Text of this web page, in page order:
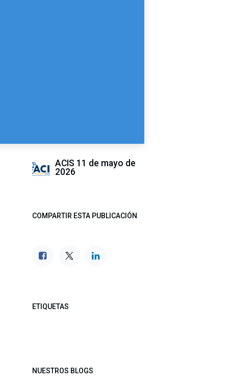
ACIS 11 de mayo de
2026
COMPARTIR ESTA PUBLICACIÓN
ETIQUETAS
NUESTROS BLOGS